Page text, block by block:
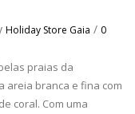
Holiday Store Gaia / 0
praias da
areia branca e fina com
coral. Com uma